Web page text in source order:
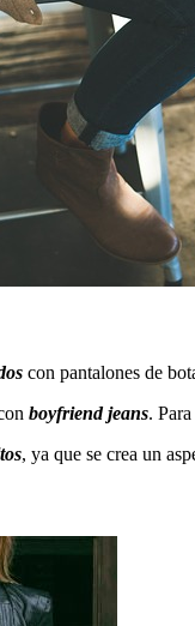
con pantalones de
boyfriend jeans.
, ya que se crea un